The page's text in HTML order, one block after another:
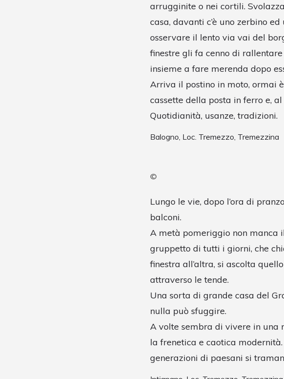
arrugginite o nei cortili.
casa, davanti c’è uno zerbino
osservare il lento via vai del
finestre gli fa cenno di
insieme a fare merenda dopo
Arriva il postino in moto, ormai
cassette della posta in ferro e,
Quotidianità, usanze, tradizioni.
Balogno, Loc. Tremezzo, Tremezzina
©
Lungo le vie, dopo l’ora di
balconi.
A metà pomeriggio non manca
gruppetto di tutti i giorni, che
finestra all’altra, si ascolta
attraverso le tende.
Una sorta di grande casa del
nulla può sfuggire.
A volte sembra di vivere in una
la frenetica e caotica
generazioni di paesani si